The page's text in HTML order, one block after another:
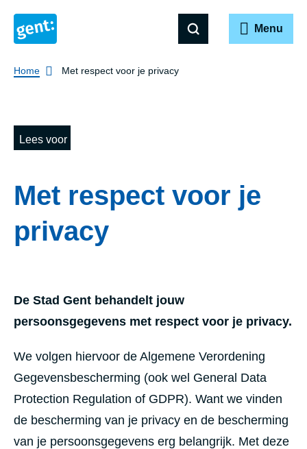
Menu
Breadcrumb
Home Met respect voor je privacy
Lees voor
Met respect voor je
privacy
De Stad Gent behandelt jouw
persoonsgegevens met respect voor je privacy.
We volgen hiervoor de Algemene Verordening
Gegevensbescherming (ook wel General Data
Protection Regulation of GDPR). Want we vinden
de bescherming van je privacy en de bescherming
van je persoonsgegevens erg belangrijk. Met deze